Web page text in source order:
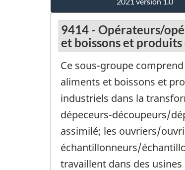
9414 - Opérateurs/
et boissons et produits
Ce sous-groupe
aliments et boissons et
industriels dans la
dépeceurs-découpeurs/
assimilé; les ouvriers/
échantillonneurs/
travaillent dans des